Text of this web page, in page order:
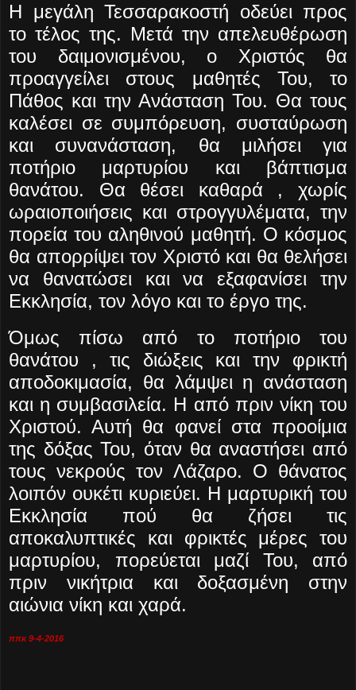
Η μεγάλη Τεσσαρακοστή οδεύει προς
το τέλος της. Μετά την απελευθέρωση
του δαιμονισμένου, ο Χριστός θα
προαγγείλει στους μαθητές Του, το
Πάθος και την Ανάσταση Του. Θα τους
καλέσει σε συμπόρευση, συσταύρωση
και συνανάσταση, θα μιλήσει για
ποτήριο μαρτυρίου και βάπτισμα
θανάτου. Θα θέσει καθαρά , χωρίς
ωραιοποιήσεις και στρογγυλέματα, την
πορεία του αληθινού μαθητή. Ο κόσμος
θα απορρίψει τον Χριστό και θα θελήσει
να θανατώσει και να εξαφανίσει την
Εκκλησία, τον λόγο και το έργο της.
Όμως πίσω από το ποτήριο του
θανάτου , τις διώξεις και την φρικτή
αποδοκιμασία, θα λάμψει η ανάσταση
και η συμβασιλεία. Η από πριν νίκη του
Χριστού. Αυτή θα φανεί στα προοίμια
της δόξας Του, όταν θα αναστήσει από
τους νεκρούς τον Λάζαρο. Ο θάνατος
λοιπόν ουκέτι κυριεύει. Η μαρτυρική του
Εκκλησία πού θα ζήσει τις
αποκαλυπτικές και φρικτές μέρες του
μαρτυρίου, πορεύεται μαζί Του, από
πριν νικήτρια και δοξασμένη στην
αιώνια νίκη και χαρά.
ππκ 9-4-2016